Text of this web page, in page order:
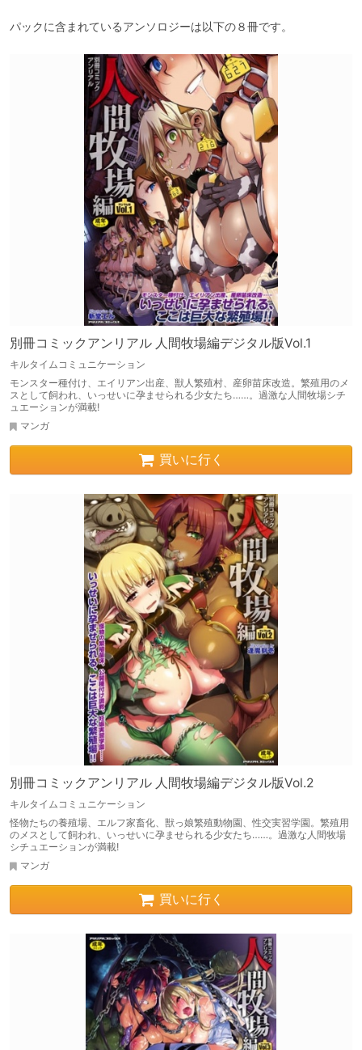
パックに含まれているアンソロジーは以下の８冊です。
別冊コミックアンリアル 人間牧場編デジタル版Vol.1
キルタイムコミュニケーション
モンスター種付け、エイリアン出産、獣人繁殖村、産卵苗床改造。繁殖用のメ
スとして飼われ、いっせいに孕ませられる少女たち……。過激な人間牧場シチ
ュエーションが満載!
マンガ
買いに行く
別冊コミックアンリアル 人間牧場編デジタル版Vol.2
キルタイムコミュニケーション
怪物たちの養殖場、エルフ家畜化、獣っ娘繁殖動物園、性交実習学園。繁殖用
のメスとして飼われ、いっせいに孕ませられる少女たち……。過激な人間牧場
シチュエーションが満載!
マンガ
買いに行く